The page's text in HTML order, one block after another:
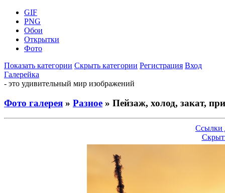
GIF
PNG
Обои
Открытки
Фото
Показать категории Скрыть категории Регистрация Вход
Галерейка
- это удивительный мир изображений
Фото галерея » Разное » Пейзаж, холод, закат,
Ссылки